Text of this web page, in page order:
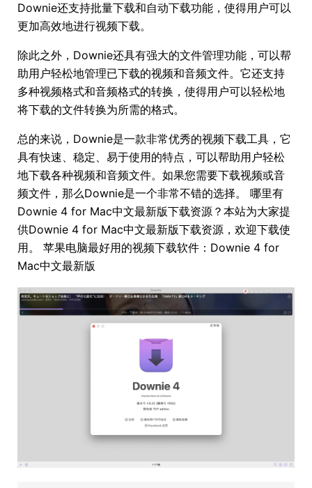
Downie还支持批量下载和自动下载功能，使得用户可以
更加高效地进行视频下载。
除此之外，Downie还具有强大的文件管理功能，可以帮
助用户轻松地管理已下载的视频和音频文件。它还支持
多种视频格式和音频格式的转换，使得用户可以轻松地
将下载的文件转换为所需的格式。
总的来说，Downie是一款非常优秀的视频下载工具，它
具有快速、稳定、易于使用的特点，可以帮助用户轻松
地下载各种视频和音频文件。如果您需要下载视频或音
频文件，那么Downie是一个非常不错的选择。 哪里有
Downie 4 for Mac中文最新版下载资源？本站为大家提
供Downie 4 for Mac中文最新版下载资源，欢迎下载使
用。 苹果电脑最好用的视频下载软件：Downie 4 for
Mac中文最新版